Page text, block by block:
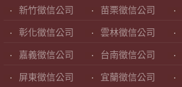
新竹徵信公司 苗栗徵信公司
彰化徵信公司 雲林徵信公司
嘉義徵信公司 台南徵信公司
屏東徵信公司 宜蘭徵信公司